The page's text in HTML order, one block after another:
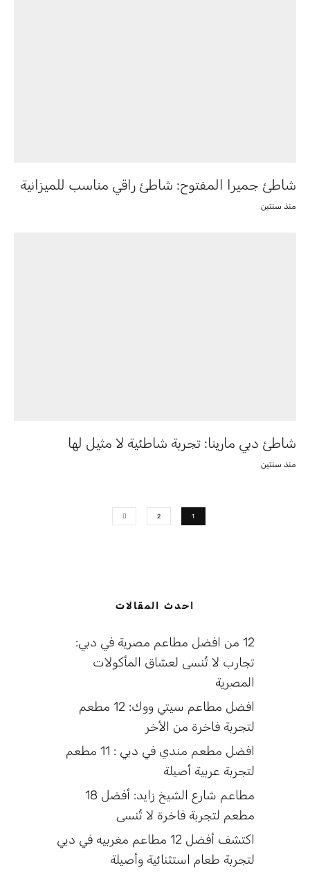
شاطئ جميرا المفتوح: شاطئ راقي مناسب للميزانية
منذ سنتين
شاطئ دبي مارينا: تجربة شاطئية لا مثيل لها
منذ سنتين
1
2
احدث المقالات
12 من افضل مطاعم مصرية في دبي:
تجارب لا تُنسى لعشاق المأكولات
المصرية
افضل مطاعم سيتي ووك: 12 مطعم
لتجربة فاخرة من الأخر
افضل مطعم مندي في دبي : 11 مطعم
لتجربة عربية أصيلة
مطاعم شارع الشيخ زايد: أفضل 18
مطعم لتجربة فاخرة لا تُنسى
اكتشف أفضل 12 مطاعم مغربيه في دبي
لتجربة طعام استثنائية وأصيلة